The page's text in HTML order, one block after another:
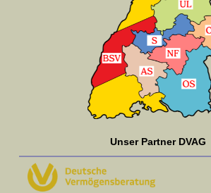
Unser Partner DVAG